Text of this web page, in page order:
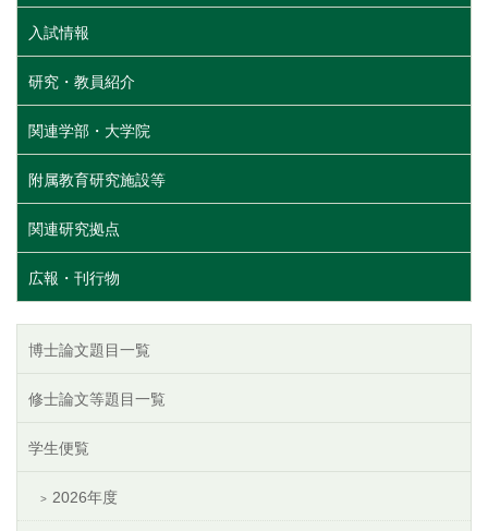
入試情報
研究・教員紹介
関連学部・大学院
附属教育研究施設等
関連研究拠点
広報・刊行物
博士論文題目一覧
修士論文等題目一覧
学生便覧
2026年度